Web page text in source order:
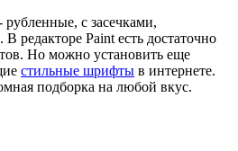
с засечками,
редакторе Paint есть достаточно
Но можно установить еще
стильные шрифты в интернете.
подборка на любой вкус.